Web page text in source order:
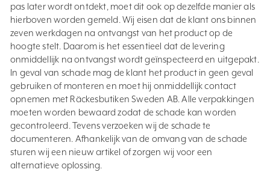
pas later wordt ontdekt, moet dit ook op dezelfde manier als
hierboven worden gemeld. Wij eisen dat de klant ons binnen
zeven werkdagen na ontvangst van het product op de
hoogte stelt. Daarom is het essentieel dat de levering
onmiddellijk na ontvangst wordt geïnspecteerd en uitgepakt.
In geval van schade mag de klant het product in geen geval
gebruiken of monteren en moet hij onmiddellijk contact
opnemen met Räckesbutiken Sweden AB. Alle verpakkingen
moeten worden bewaard zodat de schade kan worden
gecontroleerd. Tevens verzoeken wij de schade te
documenteren. Afhankelijk van de omvang van de schade
sturen wij een nieuw artikel of zorgen wij voor een
alternatieve oplossing.